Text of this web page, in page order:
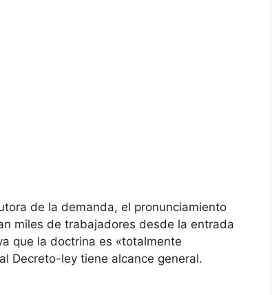
de la demanda, el pronunciamiento
miles de trabajadores desde la entrada
que la doctrina es «totalmente
Decreto-ley tiene alcance general.